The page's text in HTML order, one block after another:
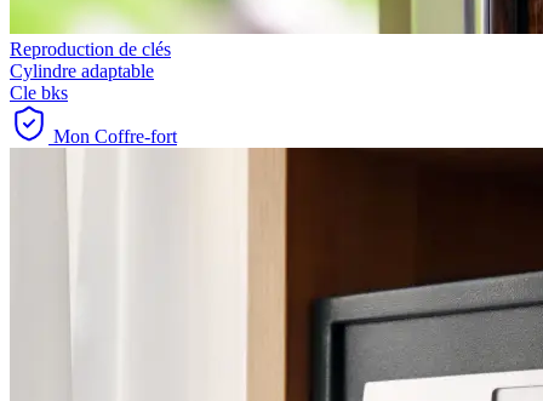
Reproduction de clés
Cylindre adaptable
Cle bks
Mon Coffre-fort